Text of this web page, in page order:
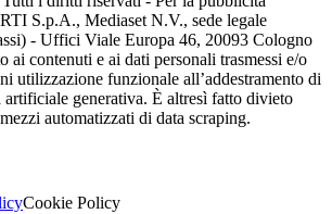
S.p.A., Mediaset N.V., sede legale
- Uffici Viale Europa 46, 20093 Cologno
ai contenuti e ai dati personali trasmessi e/o
utilizzazione funzionale all’addestramento di
generativa. È altresì fatto divieto
automatizzati di data scraping.
Cookie Policy